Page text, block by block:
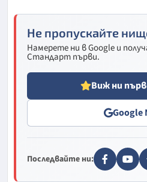
Не пропускайте
Намерете ни в Google и
Стандарт първи.
Виж ни
Google
Последвайте ни: